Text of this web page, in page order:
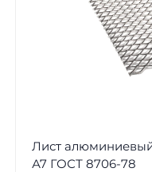
Лист
А7 ГОСТ 8706-78